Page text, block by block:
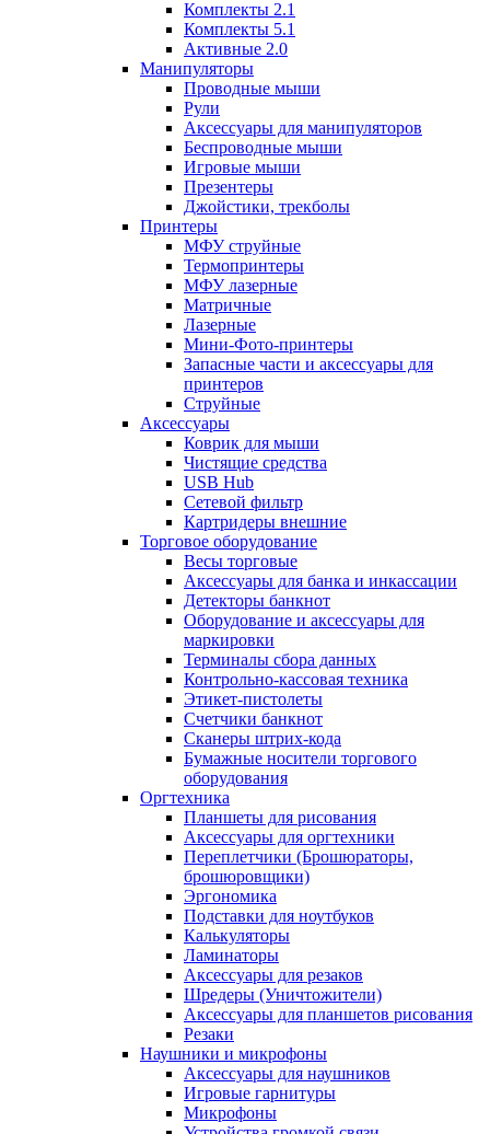
Комплекты 2.1
Комплекты 5.1
Активные 2.0
Манипуляторы
Проводные мыши
Рули
Аксессуары для манипуляторов
Беспроводные мыши
Игровые мыши
Презентеры
Джойстики, трекболы
Принтеры
МФУ струйные
Термопринтеры
МФУ лазерные
Матричные
Лазерные
Мини-Фото-принтеры
Запасные части и аксессуары для
принтеров
Струйные
Аксессуары
Коврик для мыши
Чистящие средства
USB Hub
Сетевой фильтр
Картридеры внешние
Торговое оборудование
Весы торговые
Аксессуары для банка и инкассации
Детекторы банкнот
Оборудование и аксессуары для
маркировки
Терминалы сбора данных
Контрольно-кассовая техника
Этикет-пистолеты
Счетчики банкнот
Сканеры штрих-кода
Бумажные носители торгового
оборудования
Оргтехника
Планшеты для рисования
Аксессуары для оргтехники
Переплетчики (Брошюраторы,
брошюровщики)
Эргономика
Подставки для ноутбуков
Калькуляторы
Ламинаторы
Аксессуары для резаков
Шредеры (Уничтожители)
Аксессуары для планшетов рисования
Резаки
Наушники и микрофоны
Аксессуары для наушников
Игровые гарнитуры
Микрофоны